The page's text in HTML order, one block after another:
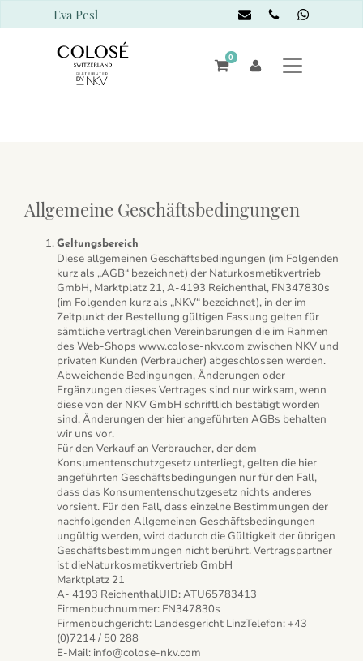
Eva Pesl
0
Allgemeine Geschäftsbedingungen
Geltungsbereich
Diese allgemeinen Geschäftsbedingungen (im Folgenden
kurz als „AGB“ bezeichnet) der Naturkosmetikvertrieb
GmbH, Marktplatz 21, A-4193 Reichenthal, FN347830s
(im Folgenden kurz als „NKV“ bezeichnet), in der im
Zeitpunkt der Bestellung gültigen Fassung gelten für
sämtliche vertraglichen Vereinbarungen die im Rahmen
des Web-Shops www.colose-nkv.com zwischen NKV und
privaten Kunden (Verbraucher) abgeschlossen werden.
Abweichende Bedingungen, Änderungen oder
Ergänzungen dieses Vertrages sind nur wirksam, wenn
diese von der NKV GmbH schriftlich bestätigt worden
sind. Änderungen der hier angeführten AGBs behalten
wir uns vor.
Für den Verkauf an Verbraucher, der dem
Konsumentenschutzgesetz unterliegt, gelten die hier
angeführten Geschäftsbedingungen nur für den Fall,
dass das Konsumentenschutzgesetz nichts anderes
vorsieht. Für den Fall, dass einzelne Bestimmungen der
nachfolgenden Allgemeinen Geschäftsbedingungen
ungültig werden, wird dadurch die Gültigkeit der übrigen
Geschäftsbestimmungen nicht berührt. Vertragspartner
ist dieNaturkosmetikvertrieb GmbH
Marktplatz 21
A- 4193 ReichenthalUID: ATU65783413
Firmenbuchnummer: FN347830s
Firmenbuchgericht: Landesgericht LinzTelefon: +43
(0)7214 / 50 288
E-Mail: info@colose-nkv.com